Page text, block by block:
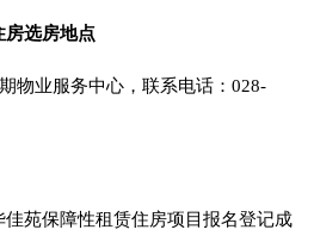
房选房地点
物业服务中心，联系电话：028-
佳苑保障性租赁住房项目报名登记成